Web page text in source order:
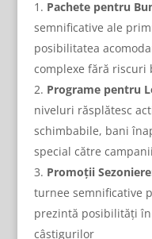
Pachete pentru
semnificative ale
posibilitatea
complexe fără riscuri
Programe pentru
niveluri răsplătesc
schimbabile, bani
special către
Promoții
turnee semnificative
prezintă posibilități
câștigurilor